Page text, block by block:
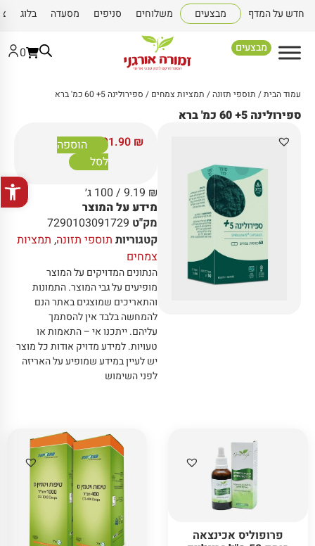
פתח
חדש על המדף מבצעים משלוחים סניפים מסעדה בלוג
מבצעים 0
עמוד הבית/ תוספי תזונה/ תמציות צמחים / ספירולינה 5+ 60 כמ' ברא
ספירולינה 5+ 60 כמ' ברא
91.90 ₪
הוספה
לסל
9.19 ₪
/ 100 ג׳
מידע על המוצר
מק"ט 7290103091729
קטגוריות תוספי תזונה, תמציות
צמחים
הנתונים המדויקים על המוצר
מופיעים על גבי המוצר.התמונות
והתאריכים שמוצגים באתר הנם
להמחשה בלבד אין להסתמך
עליהם.ייתכנו אי – התאמות או
טעויות.למידע מדויק אודות כל מוצר
יש לעיין במידע שמופיע על האריזה
לפני השימוש
פרופוליס אכינצאה